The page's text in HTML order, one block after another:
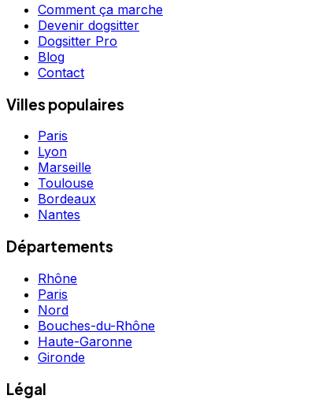
Comment ça marche
Devenir dogsitter
Dogsitter Pro
Blog
Contact
Villes populaires
Paris
Lyon
Marseille
Toulouse
Bordeaux
Nantes
Départements
Rhône
Paris
Nord
Bouches-du-Rhône
Haute-Garonne
Gironde
Légal